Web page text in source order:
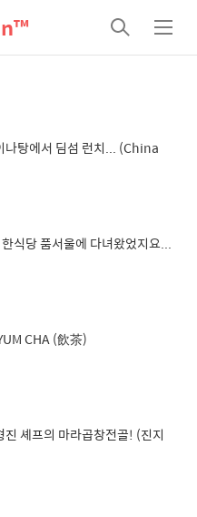
검
색
메
뉴
나탕에서 딤섬 런치... (China
식당 품서울에 다녀왔었지요...
CHA (飲茶)
진 셰프의 마라곱창전골! (진지